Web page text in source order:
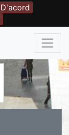
D'acord